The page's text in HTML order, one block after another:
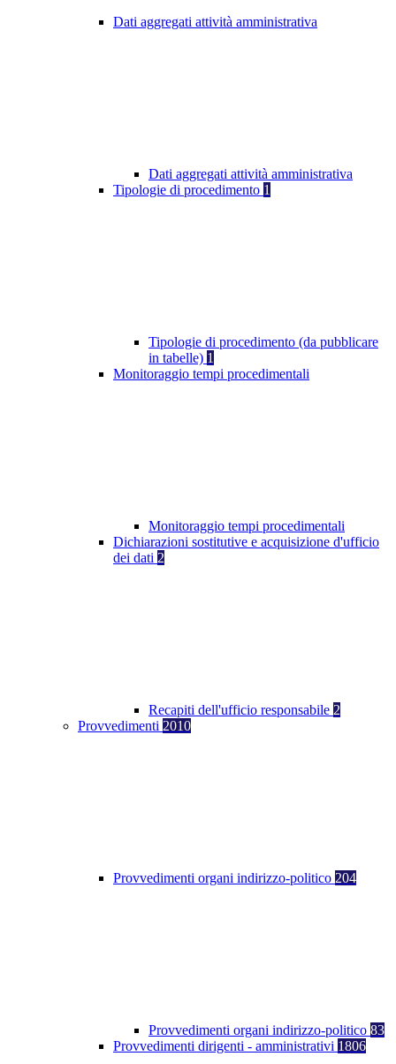
Dati aggregati attività amministrativa
Dati aggregati attività amministrativa
Tipologie di procedimento 1
Tipologie di procedimento (da pubblicare
in tabelle) 1
Monitoraggio tempi procedimentali
Monitoraggio tempi procedimentali
Dichiarazioni sostitutive e acquisizione d'ufficio
dei dati 2
Recapiti dell'ufficio responsabile 2
Provvedimenti 2010
Provvedimenti organi indirizzo-politico 204
Provvedimenti organi indirizzo-politico 83
Provvedimenti dirigenti - amministrativi 1806